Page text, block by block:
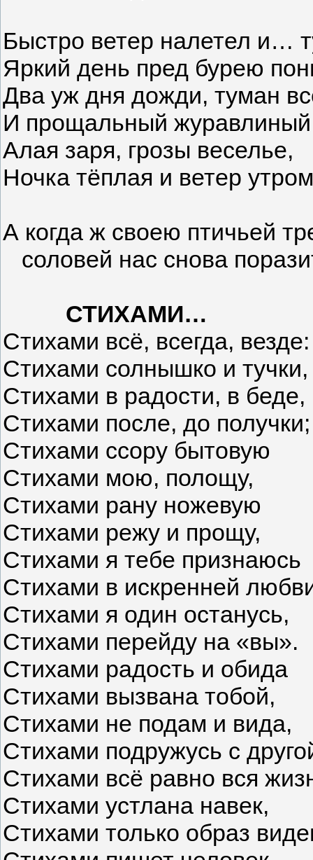
Быстро ветер налетел и…
Яркий день пред бурею
Два уж дня дожди, туман
И прощальный
Алая заря, грозы веселье,
Ночка тёплая и ветер
А когда ж своею птичьей
соловей нас снова
СТИХАМИ…
Стихами всё, всегда, везде:
Стихами солнышко и тучки,
Стихами в радости, в беде,
Стихами после, до получки;
Стихами ссору бытовую
Стихами мою, полощу,
Стихами рану ножевую
Стихами режу и прощу,
Стихами я тебе признаюсь
Стихами в искренней
Стихами я один останусь,
Стихами перейду на «вы».
Стихами радость и обида
Стихами вызвана тобой,
Стихами не подам и вида,
Стихами подружусь с
Стихами всё равно вся
Стихами устлана навек,
Стихами только образ